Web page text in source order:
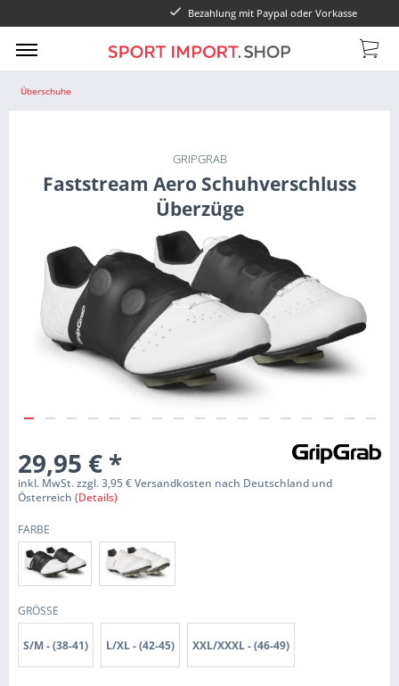
Bezahlung mit Paypal oder Vorkasse
Überschuhe
GRIPGRAB
Faststream Aero Schuhverschluss
Überzüge
29,95 € *
inkl. MwSt. zzgl. 3,95 € Versandkosten nach Deutschland und
Österreich (Details)
FARBE
GRÖSSE
S/M - (38-41) L/XL - (42-45) XXL/XXXL - (46-49)